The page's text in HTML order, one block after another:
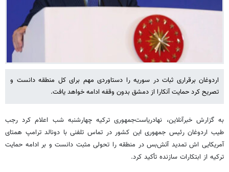
اردوغان برقراری ثبات در سوریه را دستاوردی مهم برای کل منطقه دانست و
تصریح کرد حمایت آنکارا از دمشق بدون وقفه ادامه خواهد یافت.
به گزارش خبرآنلاین، نهادریاست‌جمهوری ترکیه چهارشنبه شب اعلام کرد رجب
طیب اردوغان رئیس جمهوری این کشور در تماس تلفنی با دونالد ترامپ همتای
آمریکایی اش تمدید آتش‌بس در منطقه را تحولی مثبت دانست و بر ادامه حمایت
ترکیه از ابتکارات سازنده تأکید کرد.